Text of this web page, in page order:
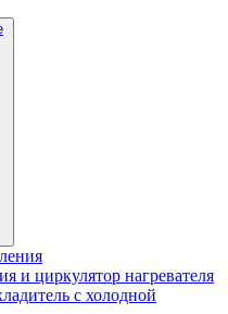
и циркулятор нагревателя
с холодной